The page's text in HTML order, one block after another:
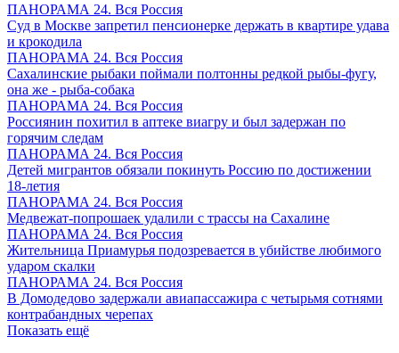
ПАНОРАМА 24. Вся Россия
Суд в Москве запретил пенсионерке держать в квартире удава
и крокодила
ПАНОРАМА 24. Вся Россия
Сахалинские рыбаки поймали полтонны редкой рыбы-фугу,
она же - рыба-собака
ПАНОРАМА 24. Вся Россия
Россиянин похитил в аптеке виагру и был задержан по
горячим следам
ПАНОРАМА 24. Вся Россия
Детей мигрантов обязали покинуть Россию по достижении
18-летия
ПАНОРАМА 24. Вся Россия
Медвежат-попрошаек удалили с трассы на Сахалине
ПАНОРАМА 24. Вся Россия
Жительница Приамурья подозревается в убийстве любимого
ударом скалки
ПАНОРАМА 24. Вся Россия
В Домодедово задержали авиапассажира с четырьмя сотнями
контрабандных черепах
Показать ещё